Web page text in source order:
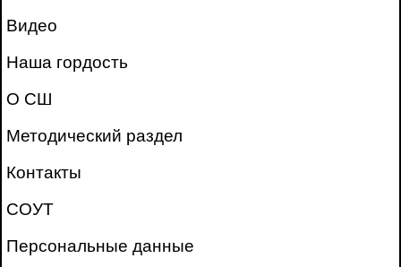
Видео
Наша гордость
О СШ
Методический раздел
Контакты
СОУТ
Персональные данные